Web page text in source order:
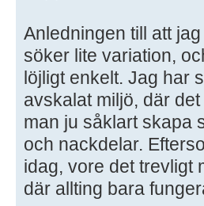
Anledningen till att
söker lite variation,
löjligt enkelt. Jag har
avskalat miljö, där
man ju såklart skapa
och nackdelar.
idag, vore det trevligt
där allting bara